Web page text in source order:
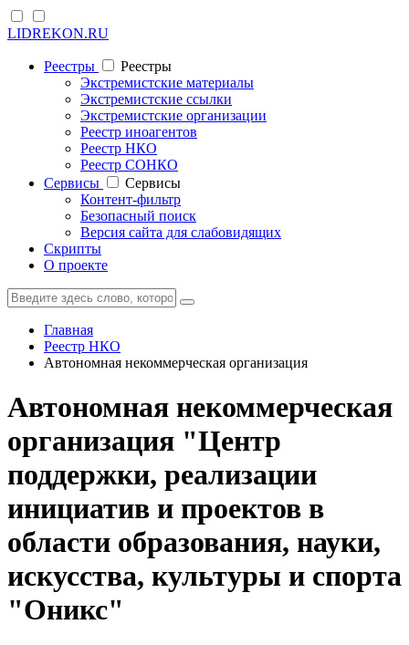
LIDREKON.RU
Реестры
Реестры
Экстремистские материалы
Экстремистские ссылки
Экстремистские организации
Реестр иноагентов
Реестр НКО
Реестр СОНКО
Cервисы
Cервисы
Контент-фильтр
Безопасный поиск
Версия сайта для слабовидящих
Скрипты
О проекте
Главная
Реестр НКО
Автономная некоммерческая организация
Автономная некоммерческая
организация "Центр
поддержки, реализации
инициатив и проектов в
области образования, науки,
искусства, культуры и спорта
"Оникс"